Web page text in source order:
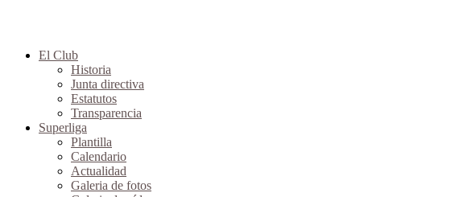
El Club
Historia
Junta directiva
Estatutos
Transparencia
Superliga
Plantilla
Calendario
Actualidad
Galeria de fotos